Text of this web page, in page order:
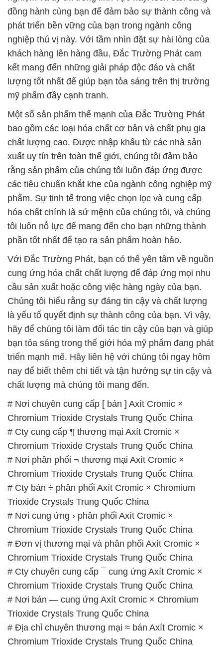
đồng hành cùng bạn để đảm bảo sự thành công và
phát triển bền vững của bạn trong ngành công
nghiệp thú vị này. Với tầm nhìn đặt sự hài lòng của
khách hàng lên hàng đầu, Đắc Trường Phát cam
kết mang đến những giải pháp độc đáo và chất
lượng tốt nhất để giúp bạn tỏa sáng trên thị trường
mỹ phẩm đầy cạnh tranh.
Một số sản phẩm thế mạnh của Đắc Trường Phát
bao gồm các loại hóa chất cơ bản và chất phụ gia
chất lượng cao. Được nhập khẩu từ các nhà sản
xuất uy tín trên toàn thế giới, chúng tôi đảm bảo
rằng sản phẩm của chúng tôi luôn đáp ứng được
các tiêu chuẩn khắt khe của ngành công nghiệp mỹ
phẩm. Sự tinh tế trong việc chọn lọc và cung cấp
hóa chất chính là sứ mệnh của chúng tôi, và chúng
tôi luôn nỗ lực để mang đến cho bạn những thành
phần tốt nhất để tạo ra sản phẩm hoàn hảo.
Với Đắc Trường Phát, bạn có thể yên tâm về nguồn
cung ứng hóa chất chất lượng để đáp ứng mọi nhu
cầu sản xuất hoặc công việc hàng ngày của bạn.
Chúng tôi hiểu rằng sự đáng tin cậy và chất lượng
là yếu tố quyết định sự thành công của bạn. Vì vậy,
hãy để chúng tôi làm đối tác tin cậy của bạn và giúp
bạn tỏa sáng trong thế giới hóa mỹ phẩm đang phát
triển mạnh mẽ. Hãy liên hệ với chúng tôi ngay hôm
nay để biết thêm chi tiết và tận hưởng sự tin cậy và
chất lượng mà chúng tôi mang đến.
# Nơi chuyên cung cấp [ bán ] Axít Cromic ×
Chromium Trioxide Crystals Trung Quốc China
# Cty cung cấp ¶ thương mại Axít Cromic ×
Chromium Trioxide Crystals Trung Quốc China
# Nơi phân phối ¬ thương mại Axít Cromic ×
Chromium Trioxide Crystals Trung Quốc China
# Cty bán ÷ phân phối Axít Cromic × Chromium
Trioxide Crystals Trung Quốc China
# Nơi cung ứng › phân phối Axít Cromic ×
Chromium Trioxide Crystals Trung Quốc China
# Đơn vị thương mại và phân phối Axít Cromic ×
Chromium Trioxide Crystals Trung Quốc China
# Cty chuyên cung cấp ¯ cung ứng Axít Cromic ×
Chromium Trioxide Crystals Trung Quốc China
# Nơi bán — cung ứng Axít Cromic × Chromium
Trioxide Crystals Trung Quốc China
# Địa chỉ chuyên thương mại ≈ bán Axít Cromic ×
Chromium Trioxide Crystals Trung Quốc China